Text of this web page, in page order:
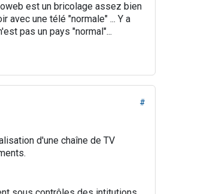
est un bricolage assez bien
avec une télé "normale" ... Y a
pas un pays "normal"...
#
d'une chaîne de TV